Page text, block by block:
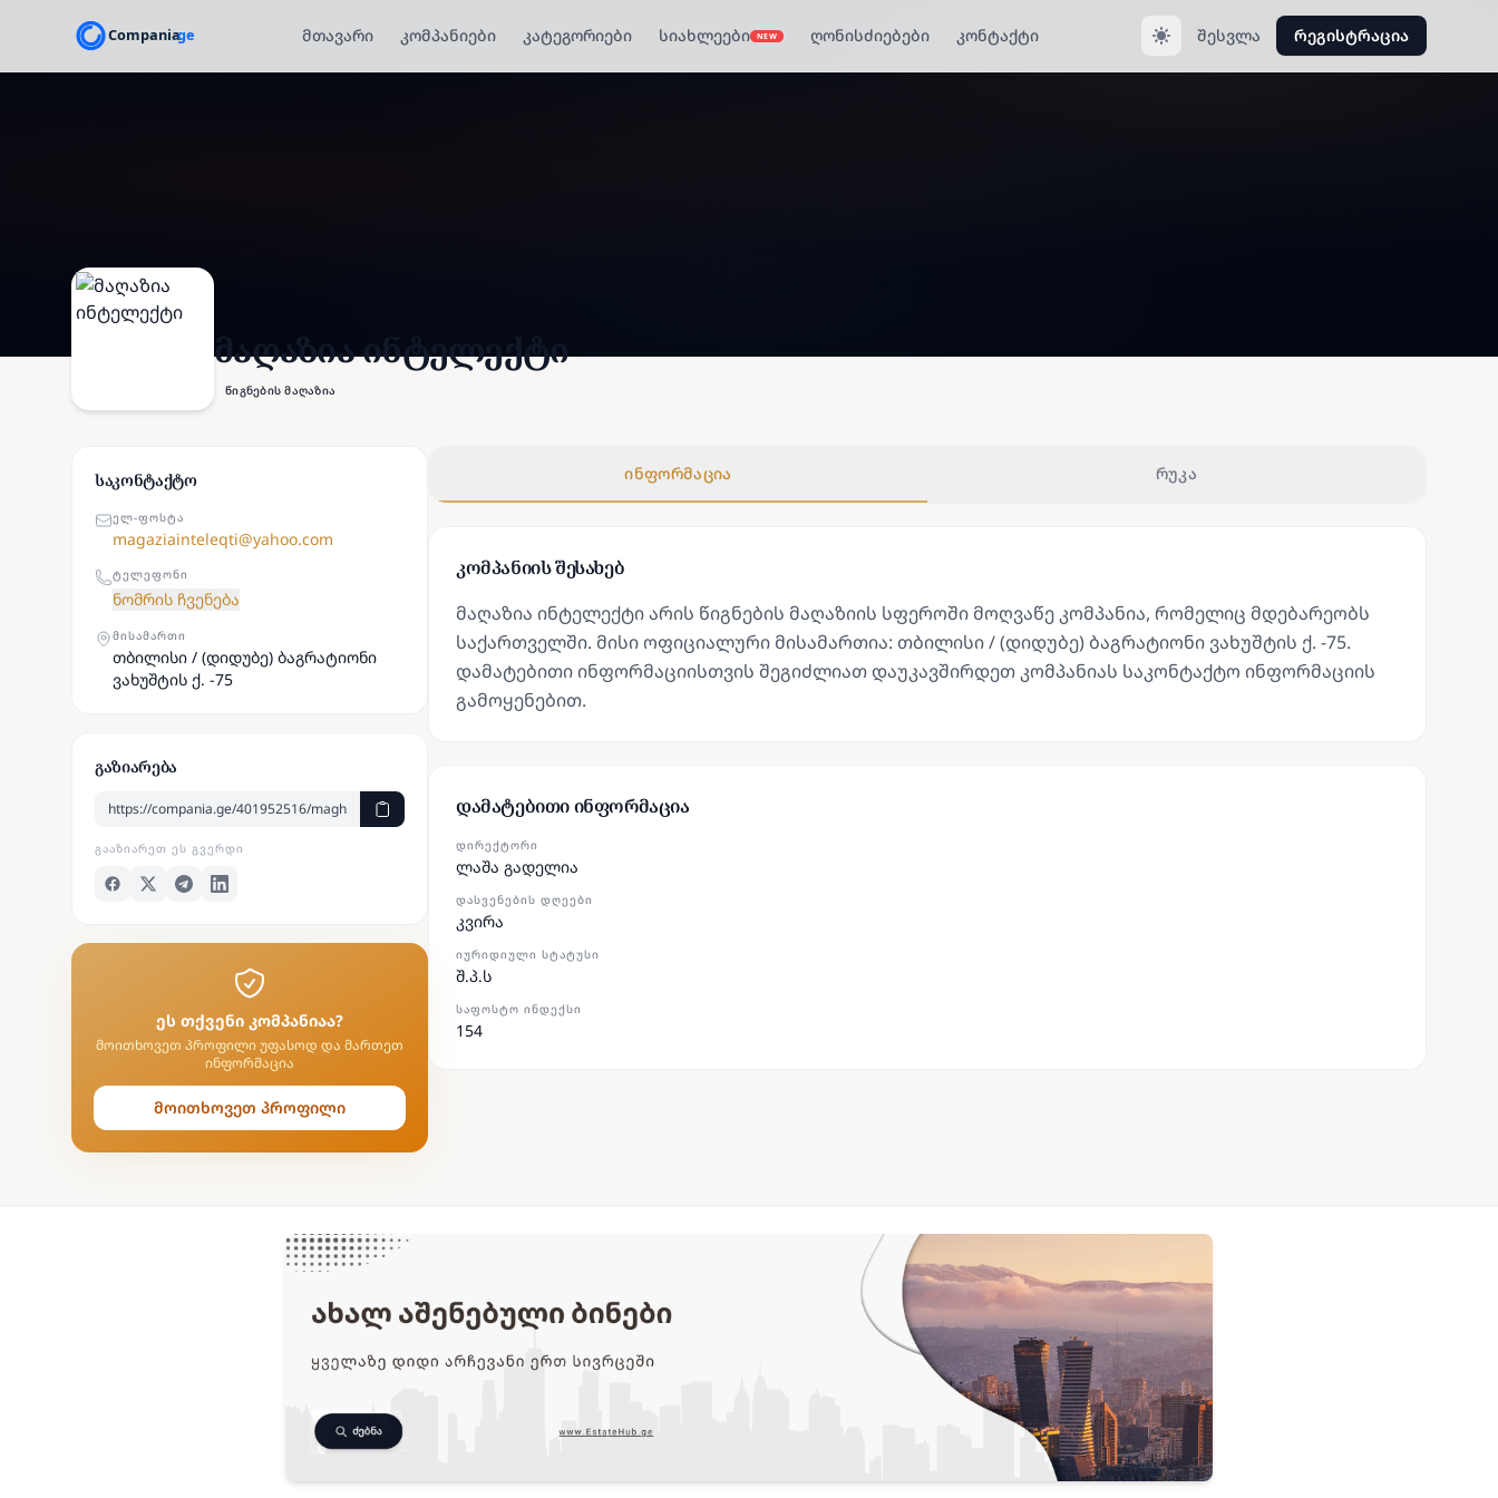
მთავარი კომპანიები კატეგორიები სიახლეები NEW ღონისძიებები კონტაქტი შესვლა რეგისტრაცია
მაღაზია ინტელექტი
წიგნების მაღაზია
საკონტაქტო
ᲔᲚ-ᲤᲝᲡᲢᲐ
magaziainteleqti@yahoo.com
ᲢᲔᲚᲔᲤᲝᲜᲘ
ნომრის ჩვენება
ᲛᲘᲡᲐᲛᲐᲠᲗᲘ
თბილისი / (დიდუბე) ბაგრატიონი
ვახუშტის ქ. -75
გაზიარება
ᲒᲐᲐᲖᲘᲐᲠᲔᲗ ᲔᲡ ᲒᲕᲔᲠᲓᲘ
ეს თქვენი კომპანიაა?
მოითხოვეთ პროფილი უფასოდ და მართეთ
ინფორმაცია
მოითხოვეთ პროფილი
ინფორმაცია რუკა
კომპანიის შესახებ
მაღაზია ინტელექტი არის წიგნების მაღაზიის სფეროში მოღვაწე კომპანია, რომელიც მდებარეობს
საქართველში. მისი ოფიციალური მისამართია: თბილისი / (დიდუბე) ბაგრატიონი ვახუშტის ქ. -75.
დამატებითი ინფორმაციისთვის შეგიძლიათ დაუკავშირდეთ კომპანიას საკონტაქტო ინფორმაციის
გამოყენებით.
დამატებითი ინფორმაცია
ᲓᲘᲠᲔᲥᲢᲝᲠᲘ
ლაშა გადელია
ᲓᲐᲡᲕᲔᲜᲔᲑᲘᲡ ᲓᲦᲔᲔᲑᲘ
კვირა
ᲘᲣᲠᲘᲓᲘᲣᲚᲘ ᲡᲢᲐᲢᲣᲡᲘ
შ.პ.ს
ᲡᲐᲤᲝᲡᲢᲝ ᲘᲜᲓᲔᲥᲡᲘ
154